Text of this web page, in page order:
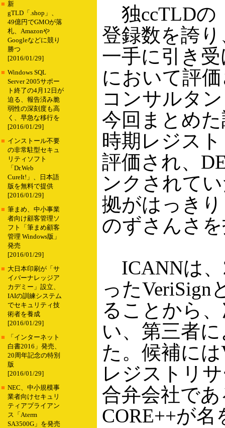
■ 新
gTLD「.shop」、
49億円でGMOが落
札、Amazonや
Googleなどに競り
勝つ
[2016/01/29]
■ Windows SQL
Server 2005サポー
ト終了の4月12日が
迫る、報告済み脆
弱性の深刻度も高
く、早急な移行を
[2016/01/29]
■ インストール不要
の非常駐型セキュ
リティソフト
「Dr.Web
CureIt!」、日本語
版を無料で提供
[2016/01/29]
■ 筆まめ、中小事業
者向け顧客管理ソ
フト「筆まめ顧客
管理 Windows版」
発売
[2016/01/29]
■ 大日本印刷が「サ
イバーナレッジア
カデミー」設立、
IAIの訓練システム
でセキュリティ技
術者を養成
[2016/01/29]
■
「インターネット
白書2016」発売、
20周年記念の特別
版
[2016/01/29]
■ NEC、中小規模事
業者向けセキュリ
ティアプライアン
ス「Aterm
SA3500G」を発売
独ccTLDの
登録数を誇
一手に引き
において評
コンサルタン
今回まとめ
時期レジス
評価され、
ンクされて
拠がはっき
のずさんさ
ICANNは、
ったVeriSign
ることから
い、第三者
た。候補に
レジストリ
合弁会社であ
CORE++が